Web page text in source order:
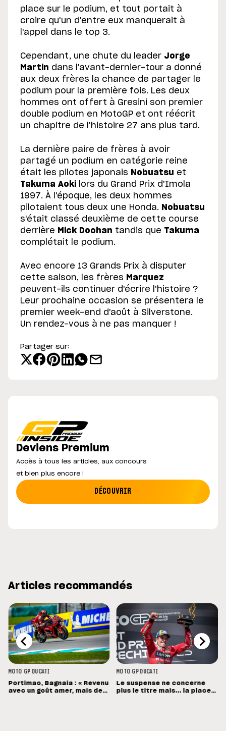
place sur le podium, et tout portait à
croire qu'un d'entre eux manquerait à
l'appel dans le top 3.
Cependant, une chute du leader Jorge
Martin dans l'avant-dernier-tour a donné
aux deux frères la chance de partager le
podium pour la première fois. Les deux
hommes ont offert à Gresini son premier
double podium en MotoGP et ont réécrit
un chapitre de l'histoire 27 ans plus tard.
La dernière paire de frères à avoir
partagé un podium en catégorie reine
était les pilotes japonais Nobuatsu et
Takuma Aoki lors du Grand Prix d'Imola
1997. À l'époque, les deux hommes
pilotaient tous deux une Honda. Nobuatsu
s'était classé deuxième de cette course
derrière Mick Doohan tandis que Takuma
complétait le podium.
Avec encore 13 Grands Prix à disputer
cette saison, les frères Marquez
peuvent-ils continuer d'écrire l'histoire ?
Leur prochaine occasion se présentera le
premier week-end d'août à Silverstone.
Un rendez-vous à ne pas manquer !
Partager sur:
Deviens Premium
Accès à tous les articles, aux concours
et bien plus encore !
DÉCOUVRIR
Articles recommandés
MOTO GP DUCATI
Portimao, Bagnaia : « Revenu
avec un goût amer, mais des
MOTO GP DUCATI
Le suspense ne concerne
plus le titre mais... la place